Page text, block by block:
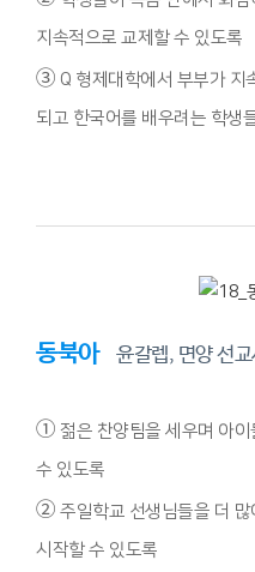
지속적으로 교제할 수 있도록
③ Q 형제대학에서 부부가 지
되고 한국어를 배우려는 학생
동북아 윤갈렙, 면양 선
① 젊은 찬양팀을 세우며 아
수 있도록
② 주일학교 선생님들을 더
시작할 수 있도록